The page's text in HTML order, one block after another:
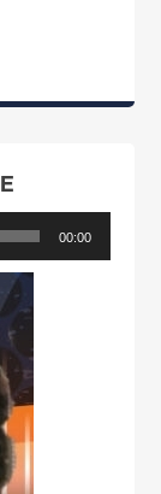
00:00